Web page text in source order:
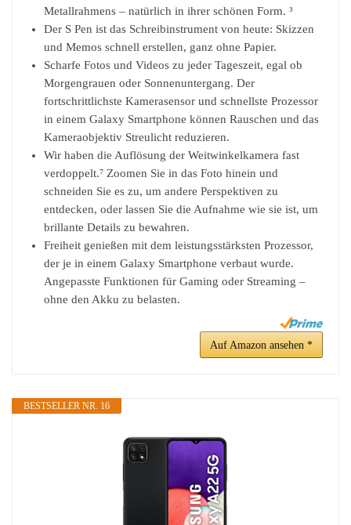
Metallrahmens – natürlich in ihrer schönen Form. ³
Der S Pen ist das Schreibinstrument von heute: Skizzen
und Memos schnell erstellen, ganz ohne Papier.
Scharfe Fotos und Videos zu jeder Tageszeit, egal ob
Morgengrauen oder Sonnenuntergang. Der
fortschrittlichste Kamerasensor und schnellste Prozessor
in einem Galaxy Smartphone können Rauschen und das
Kameraobjektiv Streulicht reduzieren.
Wir haben die Auflösung der Weitwinkelkamera fast
verdoppelt.⁷ Zoomen Sie in das Foto hinein und
schneiden Sie es zu, um andere Perspektiven zu
entdecken, oder lassen Sie die Aufnahme wie sie ist, um
brillante Details zu bewahren.
Freiheit genießen mit dem leistungsstärksten Prozessor,
der je in einem Galaxy Smartphone verbaut wurde.
Angepasste Funktionen für Gaming oder Streaming –
ohne den Akku zu belasten.
Auf Amazon ansehen *
BESTSELLER NR. 16